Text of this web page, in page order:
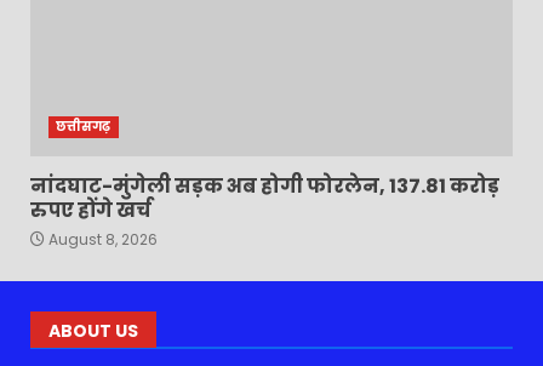
छत्तीसगढ़
नांदघाट-मुंगेली सड़क अब होगी फोरलेन, 137.81 करोड़
रुपए होंगे खर्च
August 8, 2026
ABOUT US